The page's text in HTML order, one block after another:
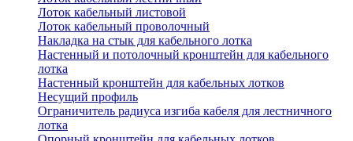
Лоток кабельный листовой
Лоток кабельный проволочный
Накладка на стык для кабельного лотка
Настенный и потолочный кронштейн для кабельного
лотка
Настенный кронштейн для кабельных лотков
Несущий профиль
Ограничитель радиуса изгиба кабеля для лестничного
лотка